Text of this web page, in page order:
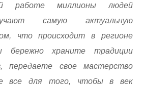
работе миллионы людей
самую актуальную
что происходит в регионе
храните традиции
передаете свое мастерство
все для того, чтобы в век